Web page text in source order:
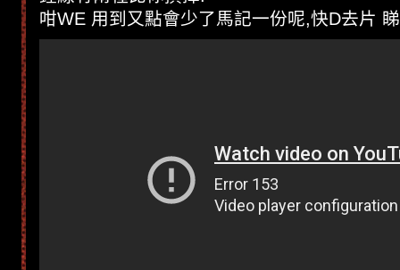
咁WE 用到又點會少了馬記一份呢,快D去片